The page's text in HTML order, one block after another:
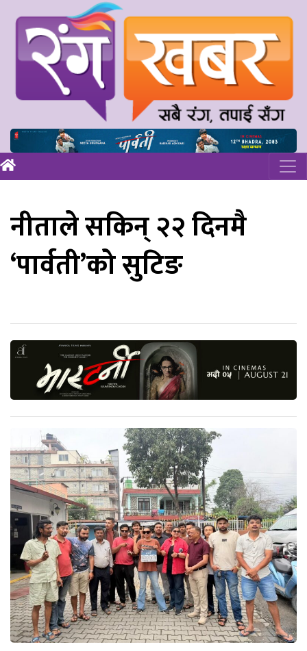
नीताले सकिन् २२ दिनमै
‘पार्वती’को सुटिङ